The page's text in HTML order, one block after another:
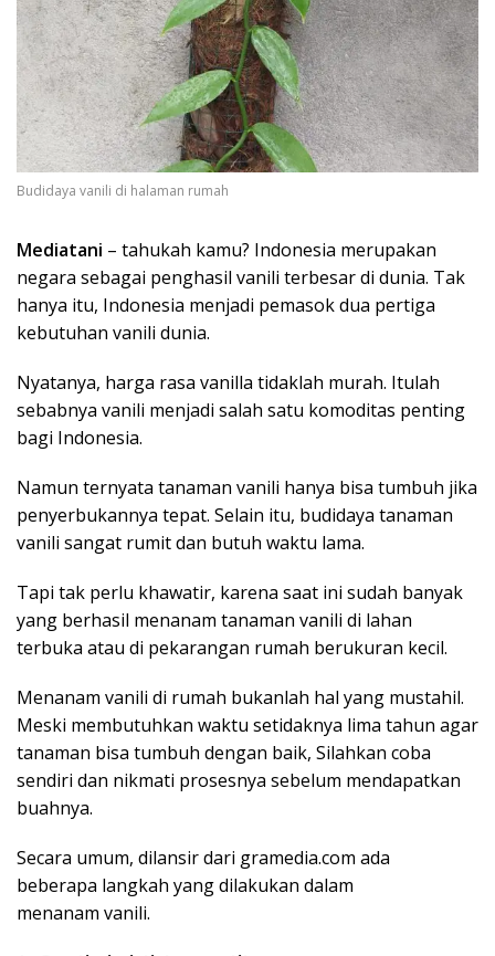
Budidaya vanili di halaman rumah
Mediatani – tahukah kamu? Indonesia merupakan
negara sebagai penghasil vanili terbesar di dunia. Tak
hanya itu, Indonesia menjadi pemasok dua pertiga
kebutuhan vanili dunia.
Nyatanya, harga rasa vanilla tidaklah murah. Itulah
sebabnya vanili menjadi salah satu komoditas penting
bagi Indonesia.
Namun ternyata tanaman vanili hanya bisa tumbuh jika
penyerbukannya tepat. Selain itu, budidaya tanaman
vanili sangat rumit dan butuh waktu lama.
Tapi tak perlu khawatir, karena saat ini sudah banyak
yang berhasil menanam tanaman vanili di lahan
terbuka atau di pekarangan rumah berukuran kecil.
Menanam vanili di rumah bukanlah hal yang mustahil.
Meski membutuhkan waktu setidaknya lima tahun agar
tanaman bisa tumbuh dengan baik, Silahkan coba
sendiri dan nikmati prosesnya sebelum mendapatkan
buahnya.
Secara umum, dilansir dari gramedia.com ada
beberapa langkah yang dilakukan dalam
menanam vanili.